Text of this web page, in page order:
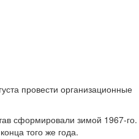
провести организационные
сформировали зимой 1967-го.
того же года.